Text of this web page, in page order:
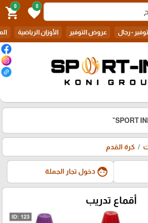
0
favorite
0
shopping_cart
- رجال عروض التوفير الأوزان الرياضية
كرة القدم
face دخول تجار الجملة
أقماع تدريب